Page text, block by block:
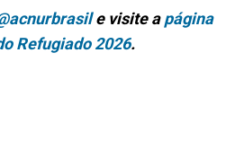
e visite apágina
Refugiado 2026.